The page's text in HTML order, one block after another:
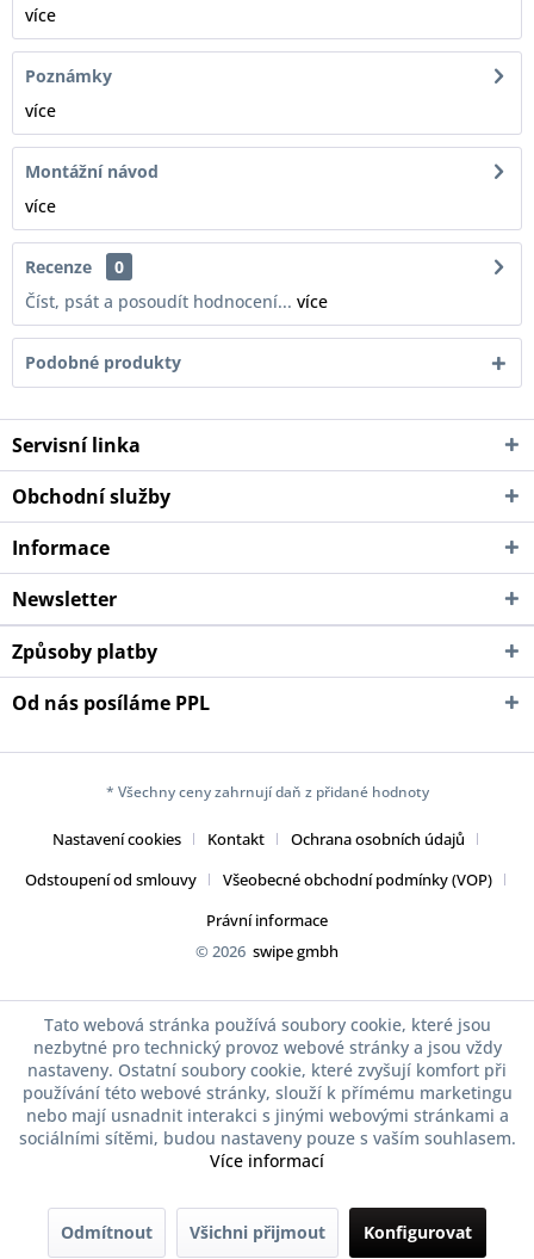
více
Poznámky
více
Montážní návod
více
Recenze
0
Číst, psát a posoudít hodnocení... více
Podobné produkty
Servisní linka
Obchodní služby
Informace
Newsletter
Způsoby platby
Od nás posíláme PPL
* Všechny ceny zahrnují daň z přidané hodnoty
Nastavení cookies Kontakt
Ochrana osobních údajů
Odstoupení od smlouvy
Všeobecné obchodní podmínky (VOP)
Právní informace
© 2026 swipe gmbh
Tato webová stránka používá soubory cookie, které jsou
nezbytné pro technický provoz webové stránky a jsou vždy
nastaveny. Ostatní soubory cookie, které zvyšují komfort při
používání této webové stránky, slouží k přímému marketingu
nebo mají usnadnit interakci s jinými webovými stránkami a
sociálními sítěmi, budou nastaveny pouze s vaším souhlasem.
Více informací
Odmítnout Všichni přijmout Konfigurovat